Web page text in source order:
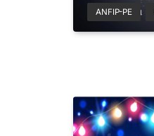
ANFIP-PE